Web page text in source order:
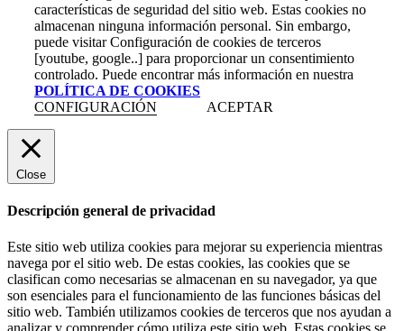
características de seguridad del sitio web. Estas cookies no
almacenan ninguna información personal. Sin embargo,
puede visitar Configuración de cookies de terceros
[youtube, google..] para proporcionar un consentimiento
controlado. Puede encontrar más información en nuestra
POLÍTICA DE COOKIES
CONFIGURACIÓN
ACEPTAR
Close
Descripción general de privacidad
Este sitio web utiliza cookies para mejorar su experiencia mientras
navega por el sitio web. De estas cookies, las cookies que se
clasifican como necesarias se almacenan en su navegador, ya que
son esenciales para el funcionamiento de las funciones básicas del
sitio web. También utilizamos cookies de terceros que nos ayudan a
analizar y comprender cómo utiliza este sitio web. Estas cookies se